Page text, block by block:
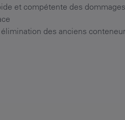
et compétente des dommages
des anciens